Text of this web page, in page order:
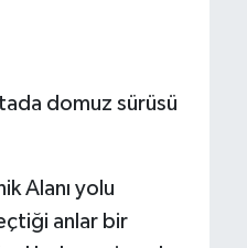
domuz sürüsü
Alanı yolu
anlar bir